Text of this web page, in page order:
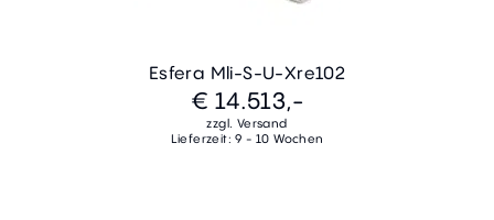
Esfera Mli-S-U-Xre102
€ 14.513,-
zzgl. Versand
Lieferzeit: 9 - 10 Wochen